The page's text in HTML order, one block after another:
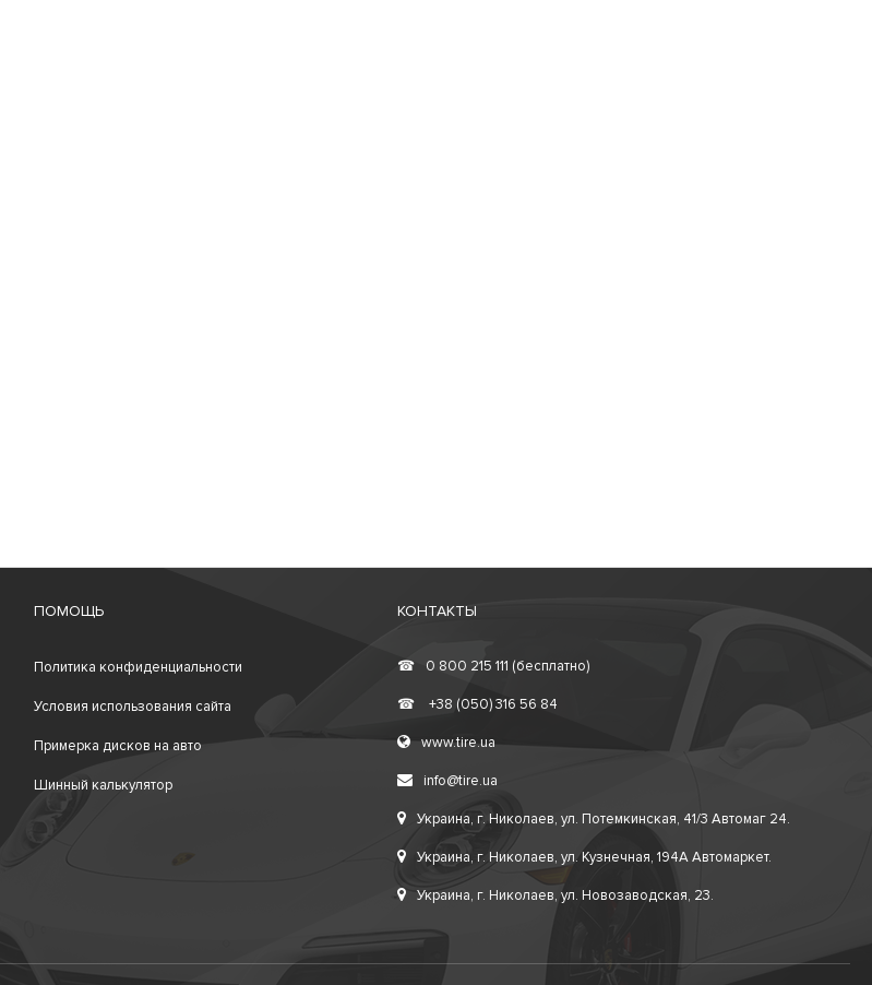
ПОМОЩЬ
Политика конфиденциальности
Условия использования сайта
Примерка дисков на авто
Шинный калькулятор
КОНТАКТЫ
☎ 0 800 215 111 (бесплатно)
☎ +38 (050) 316 56 84
www.tire.ua
info@tire.ua
Украина, г. Николаев, ул. Потемкинская, 41/3 Автомаг 24.
Украина, г. Николаев, ул. Кузнечная, 194А Автомаркет.
Украина, г. Николаев, ул. Новозаводская, 23.